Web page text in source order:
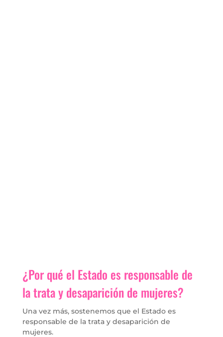
¿Por qué el Estado es responsable de
la trata y desaparición de mujeres?
Una vez más, sostenemos que el Estado es
responsable de la trata y desaparición de
mujeres.